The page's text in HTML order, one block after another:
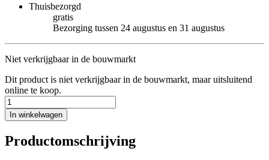
Thuisbezorgd
gratis
Bezorging tussen 24 augustus en 31 augustus
Niet verkrijgbaar in de bouwmarkt
Dit product is niet verkrijgbaar in de bouwmarkt, maar uitsluitend
online te koop.
In winkelwagen
Productomschrijving